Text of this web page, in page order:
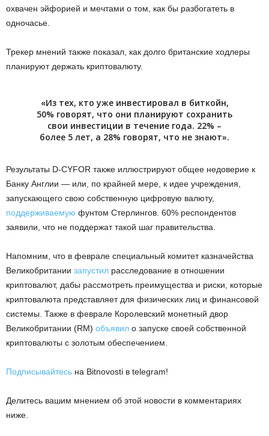
охвачен эйфорией и мечтами о том, как бы разбогатеть в
одночасье.
Трекер мнений также показал, как долго британские ходлеры
планируют держать криптовалюту.
«Из тех, кто уже инвестировал в биткойн,
50% говорят, что они планируют сохранить
свои инвестиции в течение года. 22% –
более 5 лет, а 28% говорят, что не знают».
Результаты D-CYFOR также иллюстрируют общее недоверие к
Банку Англии — или, по крайней мере, к идее учреждения,
запускающего свою собственную цифровую валюту,
поддерживаемую фунтом Стерлингов. 60% респондентов
заявили, что не поддержат такой шаг правительства.
Напомним, что в феврале специальный комитет казначейства
Великобритании запустил расследование в отношении
криптовалют, дабы рассмотреть преимущества и риски, которые
криптовалюта представляет для физических лиц и финансовой
системы. Также в феврале Королевский монетный двор
Великобритании (RM) объявил о запуске своей собственной
криптовалюты с золотым обеспечением.
Подписывайтесь на Bitnovosti в telegram!
Делитесь вашим мнением об этой новости в комментариях
ниже.